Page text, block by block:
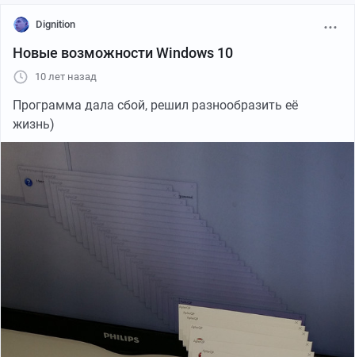
Dignition
Новые возможности Windows 10
10 лет назад
Программа дала сбой, решил разнообразить её
жизнь)